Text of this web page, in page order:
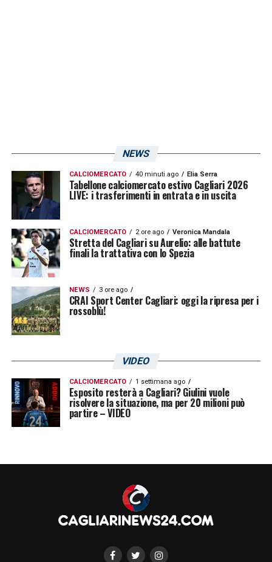
NEWS
CALCIOMERCATO 40 minuti ago Elia Serra
Tabellone calciomercato estivo Cagliari 2026
LIVE: i trasferimenti in entrata e in uscita
CALCIOMERCATO 2 ore ago Veronica Mandala
Stretta del Cagliari su Aurelio: alle battute
finali la trattativa con lo Spezia
NEWS 3 ore ago
CRAI Sport Center Cagliari: oggi la ripresa per i
rossoblù!
VIDEO
CALCIOMERCATO 1 settimana ago
Esposito resterà a Cagliari? Giulini vuole
risolvere la situazione, ma per 20 milioni può
partire – VIDEO